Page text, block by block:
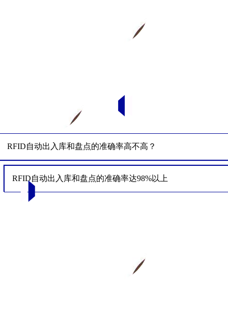
RFID自动出入库和盘点的准确率高不高？
RFID自动出入库和盘点的准确率达98%以上